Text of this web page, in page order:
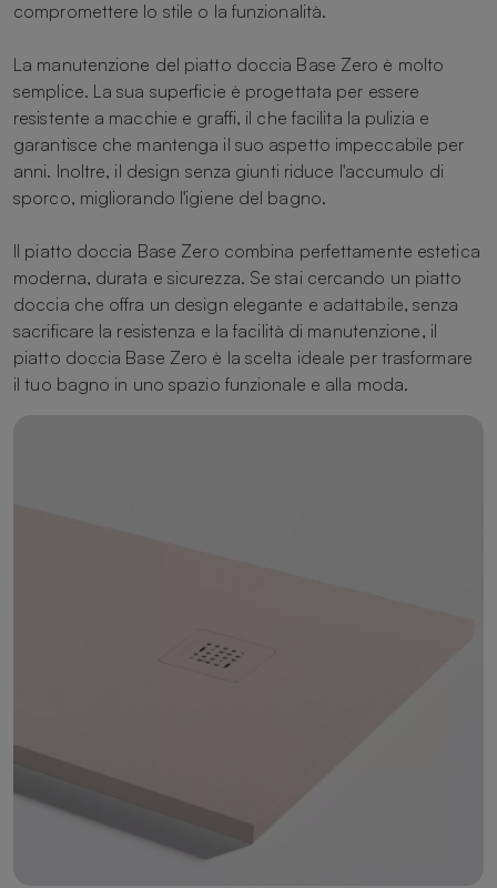
compromettere lo stile o la funzionalità.
La manutenzione del piatto doccia Base Zero è molto
semplice. La sua superficie è progettata per essere
resistente a macchie e graffi, il che facilita la pulizia e
garantisce che mantenga il suo aspetto impeccabile per
anni. Inoltre, il design senza giunti riduce l'accumulo di
sporco, migliorando l'igiene del bagno.
Il piatto doccia Base Zero combina perfettamente estetica
moderna, durata e sicurezza. Se stai cercando un piatto
doccia che offra un design elegante e adattabile, senza
sacrificare la resistenza e la facilità di manutenzione, il
piatto doccia Base Zero è la scelta ideale per trasformare
il tuo bagno in uno spazio funzionale e alla moda.